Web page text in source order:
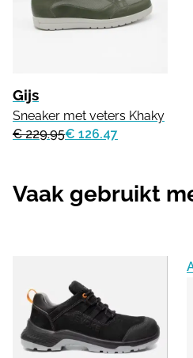
Gijs
Sneaker met veters Khaky
€ 229.95€ 126.47
Vaak gebruikt